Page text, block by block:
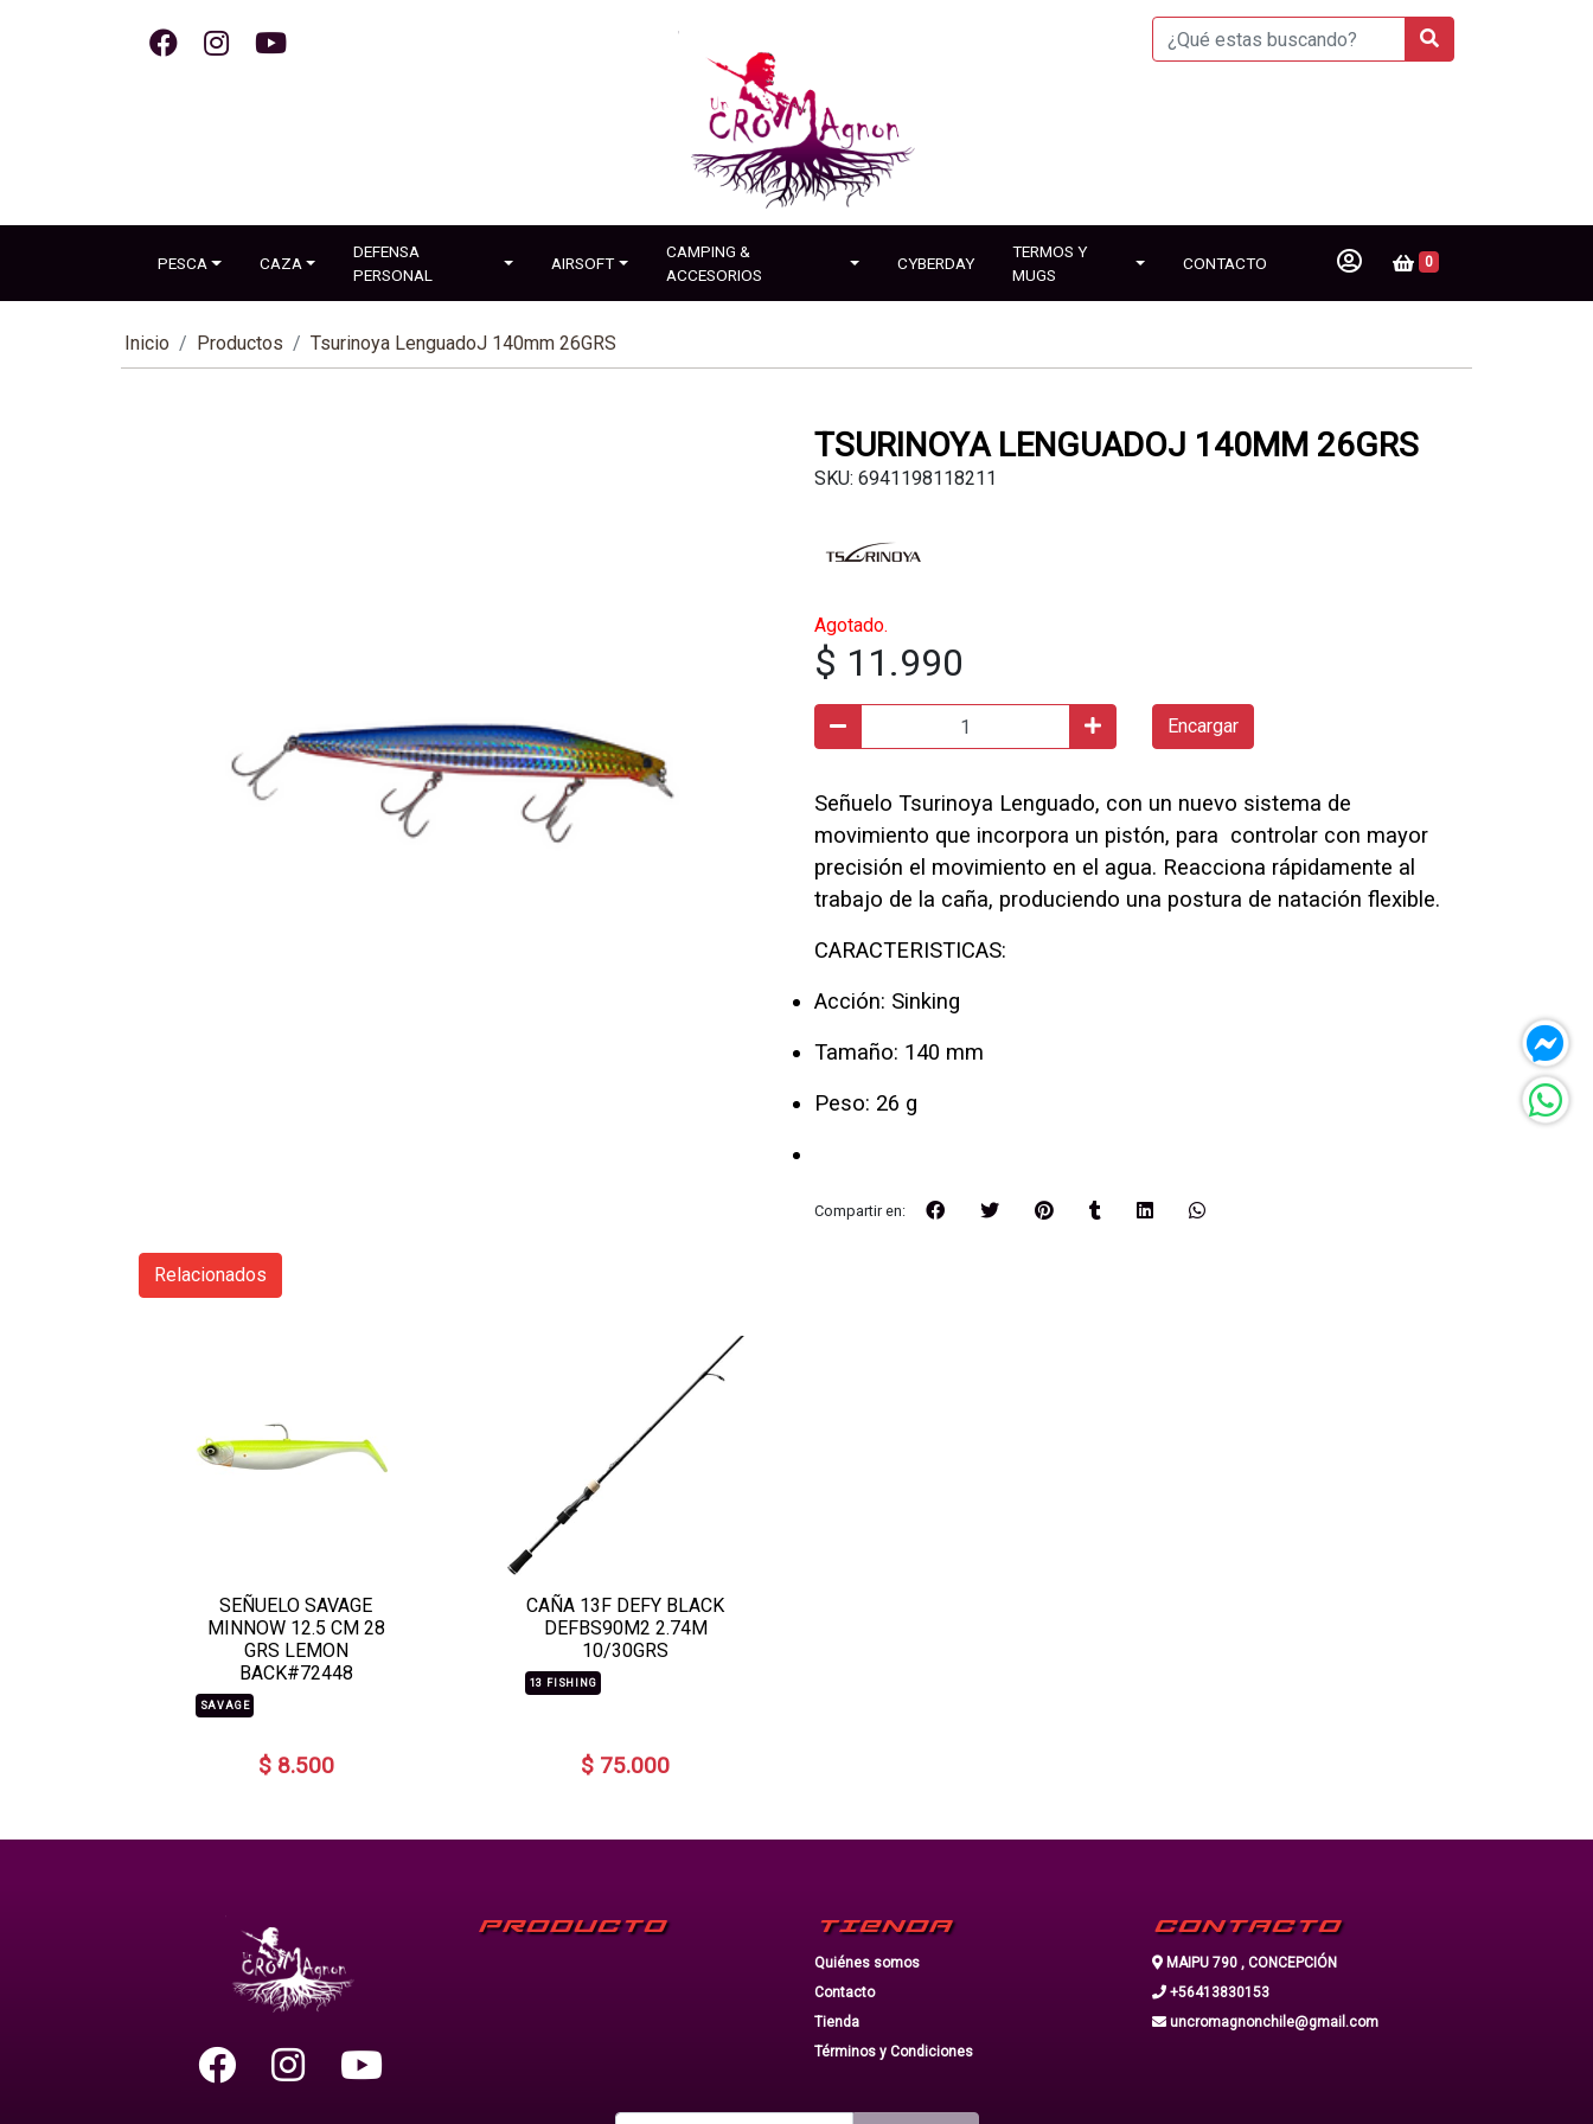
PESCA CAZA
DEFENSA
PERSONAL
AIRSOFT
CAMPING &
ACCESORIOS
CYBERDAY
TERMOS Y
MUGS
CONTACTO 0
Inicio Productos Tsurinoya LenguadoJ 140mm 26GRS
TSURINOYA LENGUADOJ 140MM 26GRS
SKU: 6941198118211
Agotado.
$ 11.990
Encargar
Señuelo Tsurinoya Lenguado, con un nuevo sistema de
movimiento que incorpora un pistón, para controlar con mayor
precisión el movimiento en el agua. Reacciona rápidamente al
trabajo de la caña, produciendo una postura de natación flexible.
CARACTERISTICAS:
Acción: Sinking
Tamaño: 140 mm
Peso: 26 g
Compartir en:
SEÑUELO SAVAGE
MINNOW 12.5 CM 28
GRS LEMON
BACK#72448
SAVAGE
$ 8.500
CAÑA 13F DEFY BLACK
DEFBS90M2 2.74M
10/30GRS
13 FISHING
$ 75.000
Relacionados
PRODUCTO TIENDA
Quiénes somos
Contacto
Tienda
Términos y Condiciones
CONTACTO
MAIPU 790 , CONCEPCIÓN
+56413830153
uncromagnonchile@gmail.com